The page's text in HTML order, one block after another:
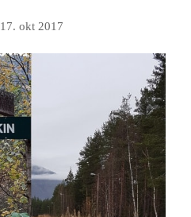
17. okt 2017